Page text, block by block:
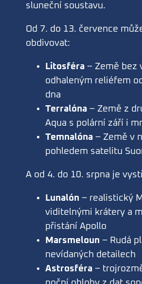
sluneční soustavu.
Od 7. do 13. července
obdivovat:
Litosféra– Země bez
odhaleným reliéfem
dna
Terralóna– Země z
Aqua s polární září i
Temnalóna– Země v
pohledem satelitu
A od 4. do 10. srpna je
Lunalón – realistický
viditelnými krátery a
přistání Apollo
Marsmeloun – Rudá
nevídaných detailech
Astrosféra–